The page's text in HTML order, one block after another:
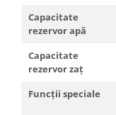
Capacitate
rezervor apă
Capacitate
rezervor zaț
Funcții speciale